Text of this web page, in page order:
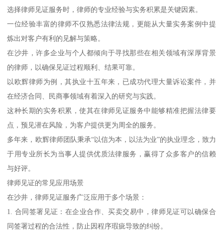
选择律师见证服务时，律师的专业经验与实务积累是关键因素。
一位经验丰富的律师不仅熟悉法律法规，更能从大量实务案例中提
炼出对客户有利的见解与策略。
在沙井，许多企业与个人都倾向于寻找那些在相关领域有深厚背景
的律师，以确保见证过程顺利、结果可靠。
以欧辉律师为例，其执业十五年来，已成功代理大量诉讼案件，并
在经济合同、民商事领域有着深入的研究与实践。
这种长期的实务积累，使其在律师见证服务中能够精准把握法律要
点，预见潜在风险，为客户提供更为周全的服务。
多年来，欧辉律师团队秉承“以信为本，以法为业”的执业理念，致力
于用专业所长为当事人提供优质法律服务，赢得了众多客户的信赖
与好评。
律师见证的常见应用场景
在沙井，律师见证服务广泛应用于多个场景：
1. 合同签署见证：在企业合作、买卖交易中，律师见证可以确保合
同签署过程的合法性，防止因程序瑕疵导致的纠纷。